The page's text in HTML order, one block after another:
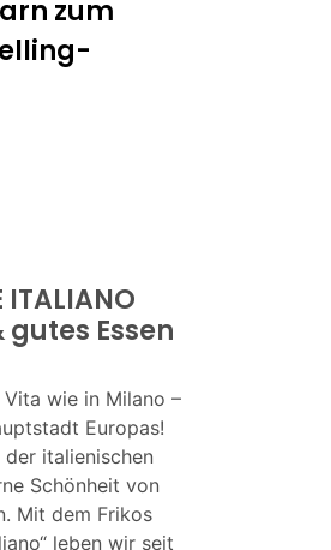
zum
ITALIANO
Essen
wie in Milano –
Europas!
italienischen
Schönheit von
Mit dem Frikos
leben wir seit